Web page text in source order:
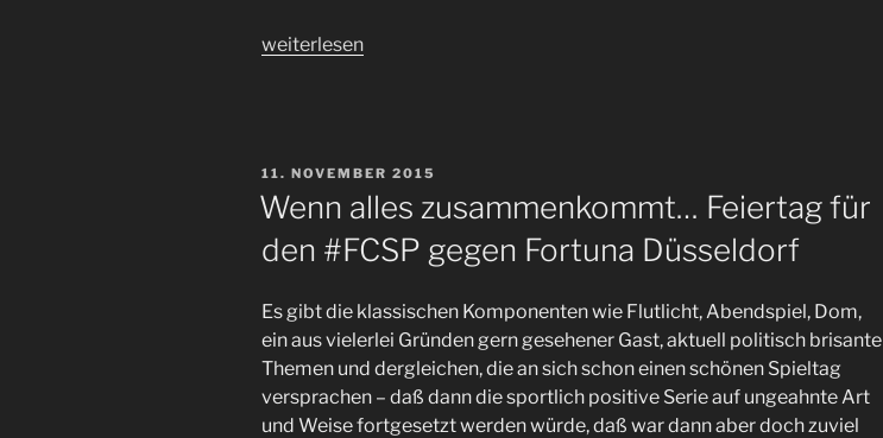
„Alles
verliert
daheim
gegen
am
NOlympia-
Sonntag.“
weiterlesen
VERÖFFENTLICHT
11. NOVEMBER 2015
Wenn alles zusammenkommt… Feiertag für
den #FCSP gegen Fortuna Düsseldorf
Es gibt die klassischen Komponenten wie Flutlicht, Abendspiel, Dom,
ein aus vielerlei Gründen gern gesehener Gast, aktuell politisch brisante
Themen und dergleichen, die an sich schon einen schönen Spieltag
versprachen – daß dann die sportlich positive Serie auf ungeahnte Art
und Weise fortgesetzt werden würde, daß war dann aber doch zuviel